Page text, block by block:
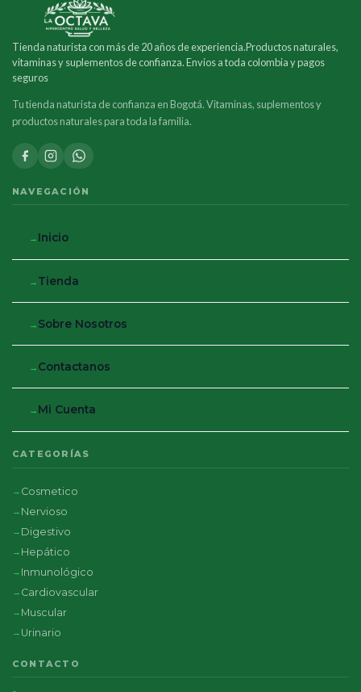
Tienda naturista con más de 20 años de experiencia.Productos naturales,
vitaminas y suplementos de confianza. Envios a toda colombia y pagos
seguros
Tu tienda naturista de confianza en Bogotá. Vitaminas, suplementos y
productos naturales para toda la familia.
NAVEGACIÓN
Inicio
Tienda
Sobre Nosotros
Contactanos
Mi Cuenta
CATEGORÍAS
Cosmetico
Nervioso
Digestivo
Hepático
Inmunológico
Cardiovascular
Muscular
Urinario
CONTACTO